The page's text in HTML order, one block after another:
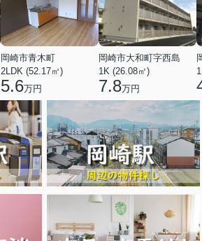
岡崎市青木町
2LDK (52.17㎡)
5.6万円
岡崎市大和町字西島
1K (26.08㎡)
7.8万円